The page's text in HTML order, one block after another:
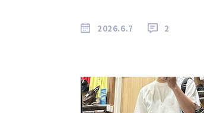
2026.6.7 2